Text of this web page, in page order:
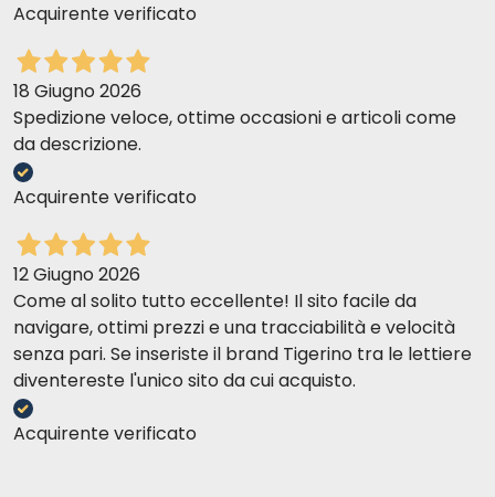
Acquirente verificato
18 Giugno 2026
Spedizione veloce, ottime occasioni e articoli come
da descrizione.
Acquirente verificato
12 Giugno 2026
Come al solito tutto eccellente! Il sito facile da
navigare, ottimi prezzi e una tracciabilità e velocità
senza pari. Se inseriste il brand Tigerino tra le lettiere
diventereste l'unico sito da cui acquisto.
Acquirente verificato